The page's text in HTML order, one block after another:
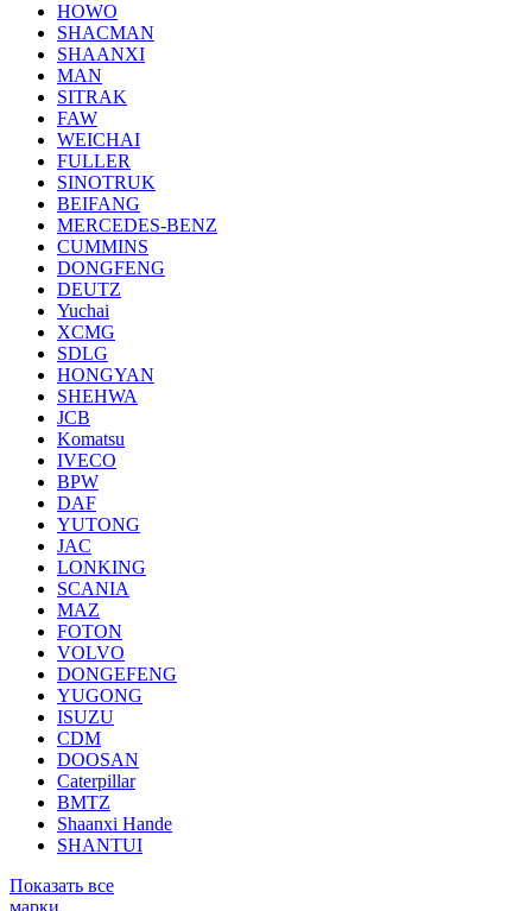
HOWO
SHACMAN
SHAANXI
MAN
SITRAK
FAW
WEICHAI
FULLER
SINOTRUK
BEIFANG
MERCEDES-BENZ
CUMMINS
DONGFENG
DEUTZ
Yuchai
XCMG
SDLG
HONGYAN
SHEHWA
JCB
Komatsu
IVECO
BPW
DAF
YUTONG
JAC
LONKING
SCANIA
MAZ
FOTON
VOLVO
DONGEFENG
YUGONG
ISUZU
CDM
DOOSAN
Caterpillar
BMTZ
Shaanxi Hande
SHANTUI
Показать все
марки